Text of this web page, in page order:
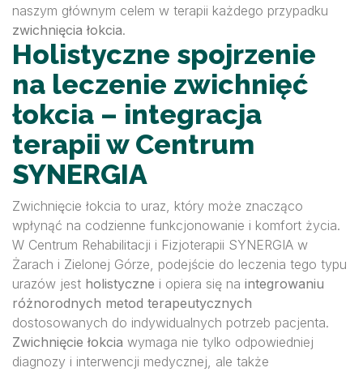
naszym głównym celem w terapii każdego przypadku
zwichnięcia łokcia.
Holistyczne spojrzenie
na leczenie zwichnięć
łokcia – integracja
terapii w Centrum
SYNERGIA
Zwichnięcie łokcia to uraz, który może znacząco
wpłynąć na codzienne funkcjonowanie i komfort życia.
W Centrum Rehabilitacji i Fizjoterapii SYNERGIA w
Żarach i Zielonej Górze, podejście do leczenia tego typu
urazów jest holistyczne i opiera się na integrowaniu
różnorodnych metod terapeutycznych
dostosowanych do indywidualnych potrzeb pacjenta.
Zwichnięcie łokcia wymaga nie tylko odpowiedniej
diagnozy i interwencji medycznej, ale także